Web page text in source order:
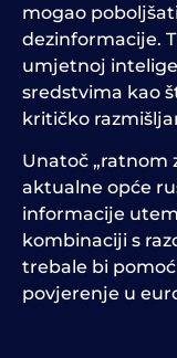
mogao
dezinformacije.
umjetnoj
sredstvima kao
kritičko
Unatoč „ratnom
aktualne opće
informacije
kombinaciji s
trebale bi
povjerenje u